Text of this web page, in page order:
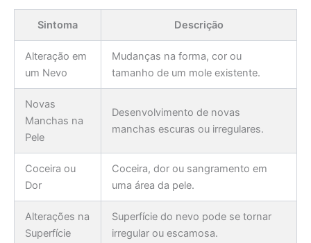
Sintoma Descrição
Alteração em
um Nevo
Mudanças na forma, cor ou
tamanho de um mole existente.
Novas
Manchas na
Pele
Desenvolvimento de novas
manchas escuras ou irregulares.
Coceira ou
Dor
Coceira, dor ou sangramento em
uma área da pele.
Alterações na
Superfície
Superfície do nevo pode se tornar
irregular ou escamosa.